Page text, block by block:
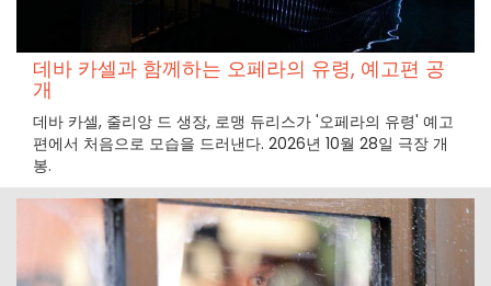
데바 카셀과 함께하는 오페라의 유령, 예고편 공
개
데바 카셀, 줄리앙 드 생장, 로맹 듀리스가 '오페라의 유령' 예고
편에서 처음으로 모습을 드러낸다. 2026년 10월 28일 극장 개
봉.